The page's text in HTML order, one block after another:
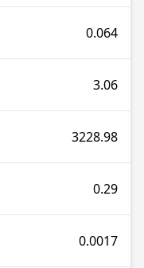
0.064
3.06
3228.98
0.29
0.0017